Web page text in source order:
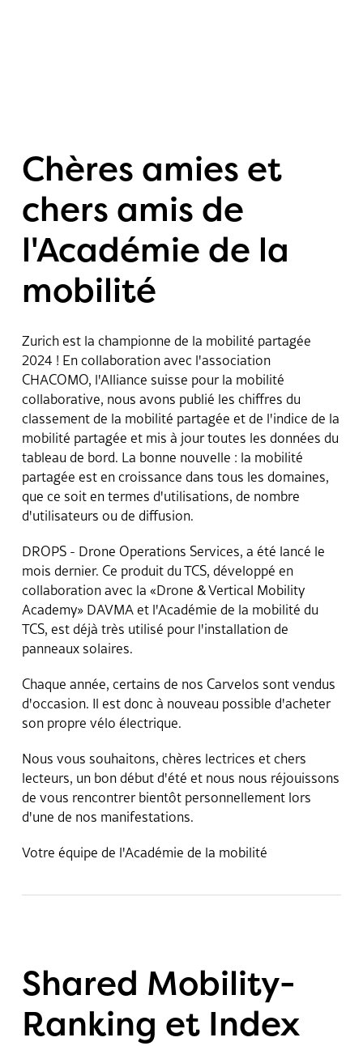
News
Social Media
Wall
Portrait
Contact
Chères amies et
chers amis de
l'Académie de la
mobilité
Zurich est la championne de la mobilité partagée
2024 ! En collaboration avec l'association
CHACOMO, l'Alliance suisse pour la mobilité
collaborative, nous avons publié les chiffres du
classement de la mobilité partagée et de l'indice de la
mobilité partagée et mis à jour toutes les données du
tableau de bord. La bonne nouvelle : la mobilité
partagée est en croissance dans tous les domaines,
que ce soit en termes d'utilisations, de nombre
d'utilisateurs ou de diffusion.
DROPS - Drone Operations Services, a été lancé le
mois dernier. Ce produit du TCS, développé en
collaboration avec la «Drone & Vertical Mobility
Academy» DAVMA et l'Académie de la mobilité du
TCS, est déjà très utilisé pour l'installation de
panneaux solaires.
Chaque année, certains de nos Carvelos sont vendus
d'occasion. Il est donc à nouveau possible d'acheter
son propre vélo électrique.
Nous vous souhaitons, chères lectrices et chers
lecteurs, un bon début d'été et nous nous réjouissons
de vous rencontrer bientôt personnellement lors
d'une de nos manifestations.
Votre équipe de l'Académie de la mobilité
Shared Mobility-
Ranking et Index